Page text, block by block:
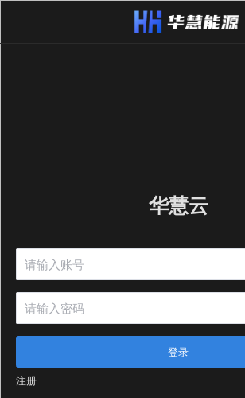
华慧云
登录
注册